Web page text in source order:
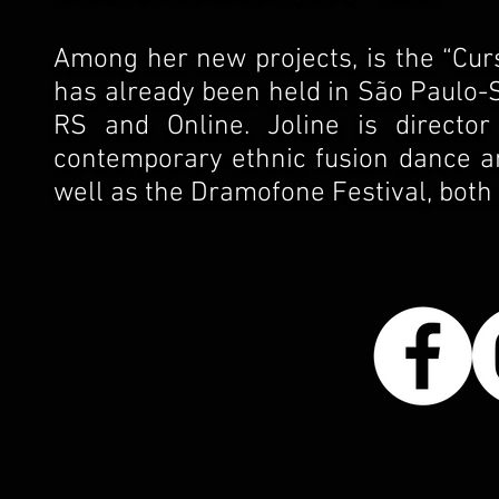
Among her new projects, is the
has already been held in São Paulo-
RS and Online. Joline is
contemporary ethnic fusion dance
well as the Dramofone Festival,